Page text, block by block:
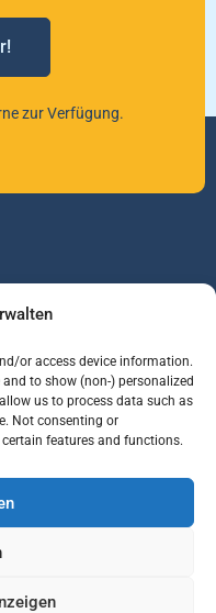
or access device information.
to show (non-) personalized
us to process data such as
Not consenting or
features and functions.
zur Verfügung.
im Agrarmarkt.
Informationen